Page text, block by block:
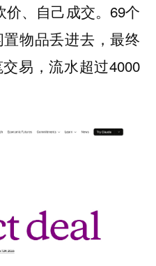
价、自己成交。69个
物品丢进去，最终
易，流水超过4000